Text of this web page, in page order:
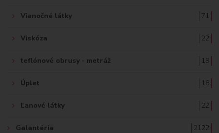
Vianočné látky 71
Viskóza 22
teflónové obrusy - metráž 19
Úplet 18
Ľanové látky 22
Galantéria 2122